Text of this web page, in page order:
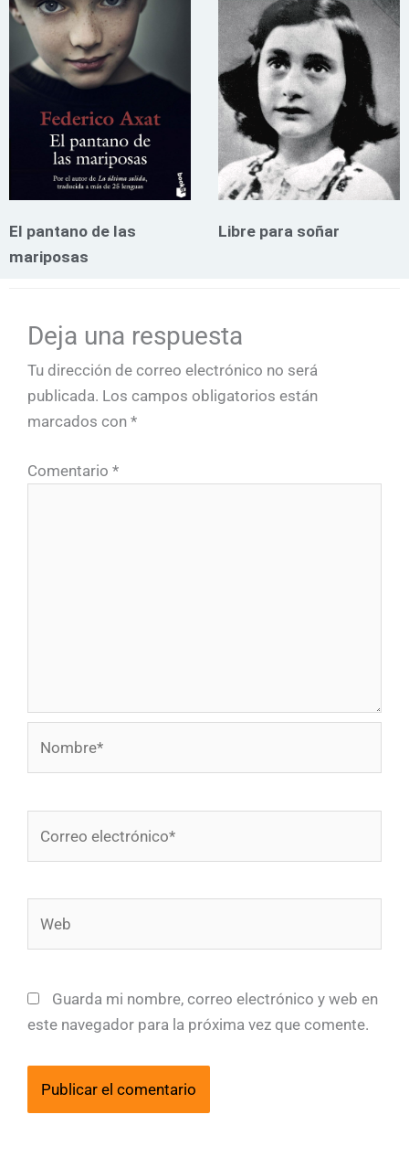
El pantano de las
mariposas
Libre para soñar
Deja una respuesta
Tu dirección de correo electrónico no será
publicada. Los campos obligatorios están
marcados con *
Comentario *
electrónico*
Guarda mi nombre, correo electrónico y web en
este navegador para la próxima vez que comente.